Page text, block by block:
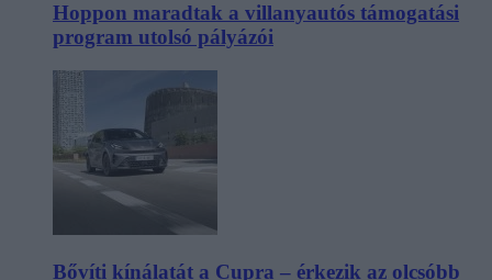
Hoppon maradtak a villanyautós támogatási
program utolsó pályázói
Bővíti kínálatát a Cupra – érkezik az olcsóbb